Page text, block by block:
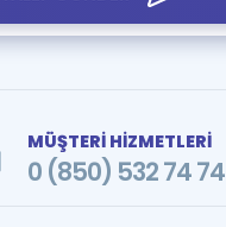
MÜŞTERİ HİZMETLERİ
0 (850) 532 74 74